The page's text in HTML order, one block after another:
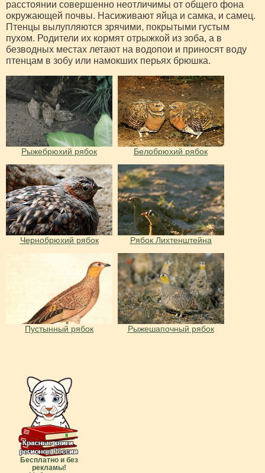
расстоянии совершенно неотличимы от общего фона
окружающей почвы. Насиживают яйца и самка, и самец.
Птенцы вылупляются зрячими, покрытыми густым
пухом. Родители их кормят отрыжкой из зоба, а в
безводных местах летают на водопои и приносят воду
птенцам в зобу или намокших перьях брюшка.
Рыжебрюхий рябок Белобрюхий рябок
Чернобрюхий рябок Рябок Лихтенштейна
Пустынный рябок Рыжешапочный рябок
Бесплатно и без
рекламы!